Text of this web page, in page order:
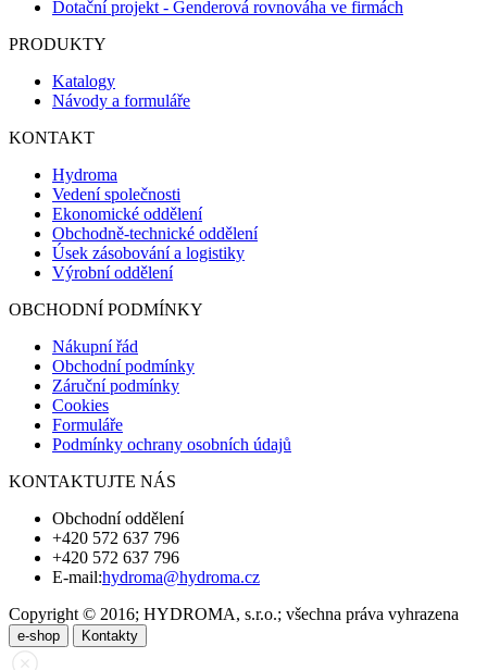
Dotační projekt - Genderová rovnováha ve firmách
PRODUKTY
Katalogy
Návody a formuláře
KONTAKT
Hydroma
Vedení společnosti
Ekonomické oddělení
Obchodně-technické oddělení
Úsek zásobování a logistiky
Výrobní oddělení
OBCHODNÍ PODMÍNKY
Nákupní řád
Obchodní podmínky
Záruční podmínky
Cookies
Formuláře
Podmínky ochrany osobních údajů
KONTAKTUJTE NÁS
Obchodní oddělení
+420 572 637 796
+420 572 637 796
E-mail:hydroma@hydroma.cz
Copyright © 2016; HYDROMA, s.r.o.; všechna práva vyhrazena
e-shop Kontakty